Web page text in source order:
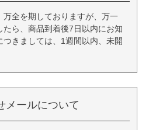
全を期しておりますが、万一
ら、商品到着後7日以内にお知
きましては、1週間以内、未開
メールについて